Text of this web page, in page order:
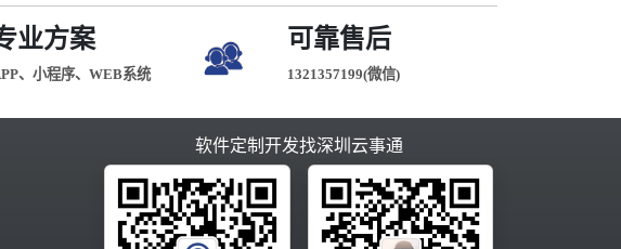
、路口、路段、卡口等
适用工厂、园区、工地、消防微站等
业方案
、小程序、WEB系统
可靠售后
1321357199(微信)
软件定制开发找深圳云事通